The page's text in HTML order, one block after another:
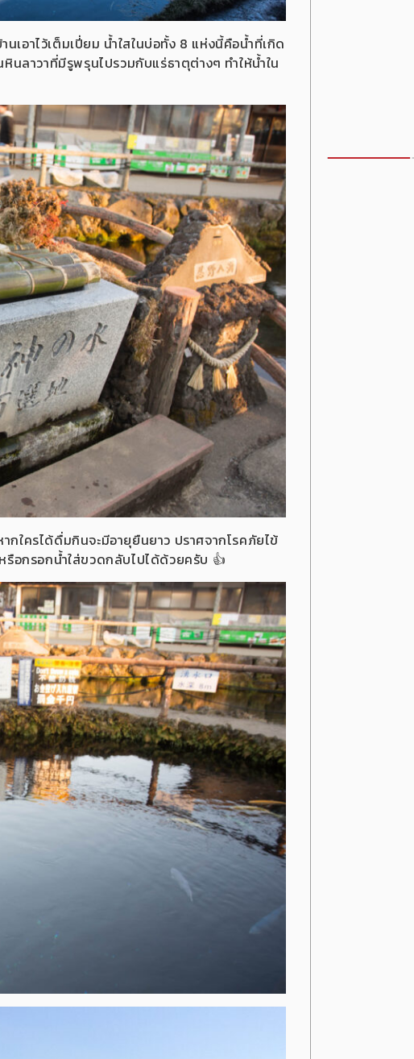
อาไว้เต็มเปี่ยม น้ำใสในบ่อทั้ง 8 แห่งนี้คือน้ำที่เกิด
นลาวาที่มีรูพรุนไปรวมกับแร่ธาตุต่างๆ ทำให้น้ำใน
ใครได้ดื่มกินจะมีอายุยืนยาว ปราศจากโรคภัยไข้
รือกรอกน้ำใส่ขวดกลับไปได้ด้วยครับ 👍